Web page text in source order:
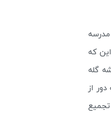
مدرسه
که
گله
از